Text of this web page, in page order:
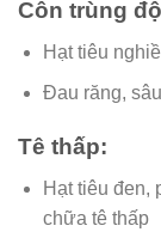
Côn trùng
Hạt tiêu
Đau răng,
Tê thấp:
Hạt tiêu đen,
chữa tê thấp